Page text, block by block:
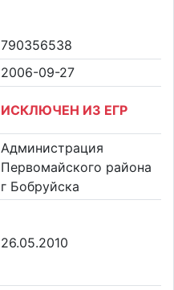
790356538
2006-09-27
ИСКЛЮЧЕН ИЗ ЕГР
Администрация
Первомайского района
г Бобруйска
26.05.2010